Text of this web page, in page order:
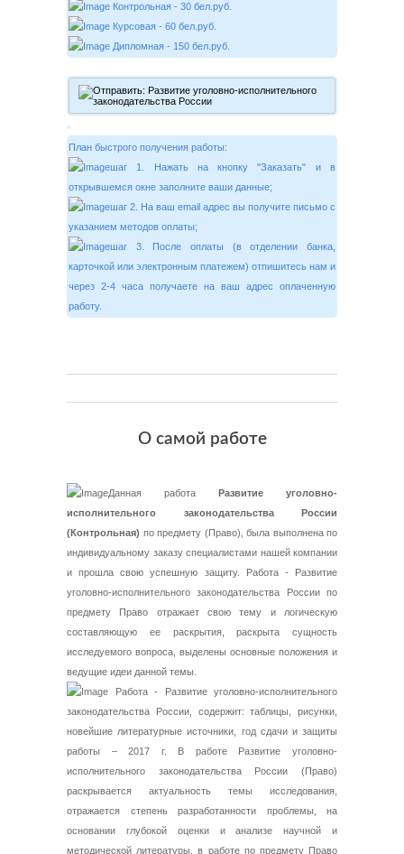
Контрольная - 30 бел.руб.
Курсовая - 60 бел.руб.
Дипломная - 150 бел.руб.
План быстрого получения работы:
шаг 1. Нажать на кнопку "Заказать" и в
открывшемся окне заполните ваши данные;
шаг 2. На ваш email адрес вы получите письмо с
указанием методов оплаты;
шаг 3. После оплаты (в отделении банка,
карточкой или электронным платежем) отпишитесь нам и
через 2-4 часа получаете на ваш адрес оплаченную
работу.
О самой работе
Данная работа Развитие уголовно-
исполнительного законодательства России
(Контрольная) по предмету (Право), была выполнена по
индивидуальному заказу специалистами нашей компании
и прошла свою успешную защиту. Работа - Развитие
уголовно-исполнительного законодательства России по
предмету Право отражает свою тему и логическую
составляющую ее раскрытия, раскрыта сущность
исследуемого вопроса, выделены основные положения и
ведущие идеи данной темы.
Работа - Развитие уголовно-исполнительного
законодательства России, содержит: таблицы, рисунки,
новейшие литературные источники, год сдачи и защиты
работы – 2017 г. В работе Развитие уголовно-
исполнительного законодательства России (Право)
раскрывается актуальность темы исследования,
отражается степень разработанности проблемы, на
основании глубокой оценки и анализе научной и
методической литературы, в работе по предмету Право